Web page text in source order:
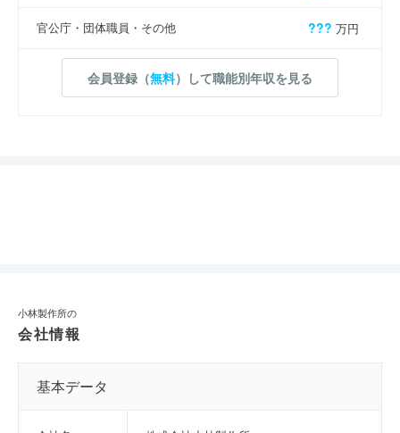
官公庁・団体職員・その他 ??? 万円
会員登録（無料）して職能別年収を見る
小林製作所の
会社情報
基本データ